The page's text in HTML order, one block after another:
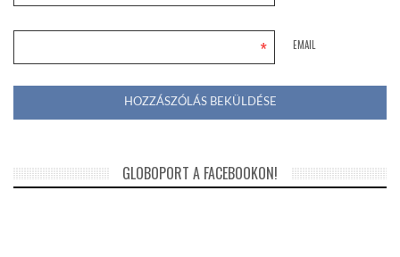
EMAIL
*
GLOBOPORT A FACEBOOKON!